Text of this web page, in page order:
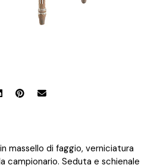
massello di faggio, verniciatura
campionario. Seduta e schienale